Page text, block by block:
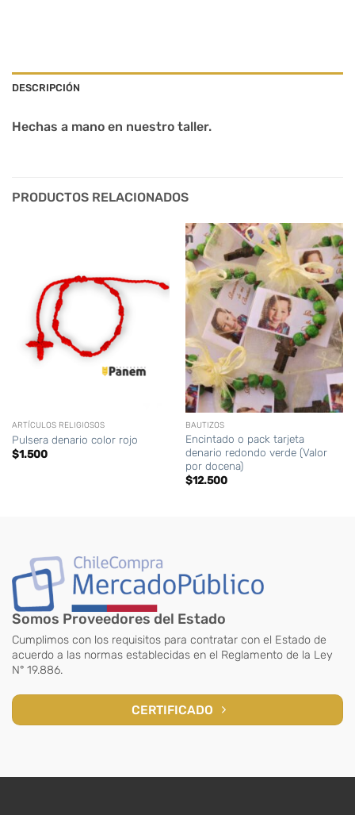
DESCRIPCIÓN
Hechas a mano en nuestro taller.
PRODUCTOS RELACIONADOS
ARTÍCULOS RELIGIOSOS
Pulsera denario color rojo
$1.500
BAUTIZOS
Encintado o pack tarjeta
denario redondo verde (Valor
por docena)
$12.500
Somos Proveedores del Estado
Cumplimos con los requisitos para contratar con el Estado de
acuerdo a las normas establecidas en el Reglamento de la Ley
N° 19.886.
CERTIFICADO